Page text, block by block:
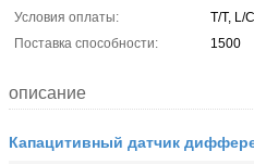
Условия оплаты:
T/T, L/
Поставка способности:
1500
описание
Капацитивный датчик